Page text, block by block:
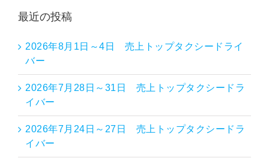
最近の投稿
2026年8月1日～4日 売上トップタクシードライ
バー
2026年7月28日～31日 売上トップタクシードラ
イバー
2026年7月24日～27日 売上トップタクシードラ
イバー